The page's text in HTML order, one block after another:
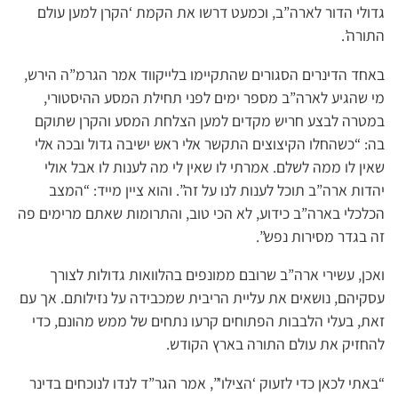
גדולי הדור לארה”ב, וכמעט דרשו את הקמת ‘הקרן למען עולם
התורה’.
באחד הדינרים הסגורים שהתקיימו בלייקווד אמר הגרמ”ה הירש,
מי שהגיע לארה”ב מספר ימים לפני תחילת המסע ההיסטורי,
במטרה לבצע חריש מקדים למען הצלחת המסע והקרן שתוקם
בה: “כשהחלו הקיצוצים התקשר אלי ראש ישיבה גדול ובכה אלי
שאין לו ממה לשלם. אמרתי לו שאין לי מה לענות לו אבל אולי
יהדות ארה”ב תוכל לענות לנו על זה”. והוא ציין מייד: “המצב
הכלכלי בארה”ב כידוע, לא הכי טוב, והתרומות שאתם מרימים פה
זה בגדר מסירות נפש”.
ואכן, עשירי ארה”ב שרובם ממונפים בהלוואות גדולות לצורך
עסקיהם, נושאים את עליית הריבית שמכבידה על נזילותם. אך עם
זאת, בעלי הלבבות הפתוחים קרעו נתחים של ממש מהונם, כדי
להחזיק את עולם התורה בארץ הקודש.
“באתי לכאן כדי לזעוק ‘הצילו'”, אמר הגר”ד לנדו לנוכחים בדינר